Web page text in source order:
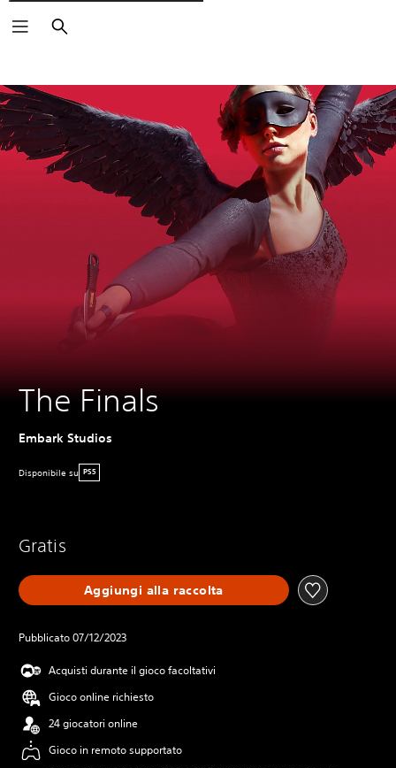
Cerca
The Finals
Embark Studios
Disponibile su PS5
Gratis
Aggiungi alla raccolta
Pubblicato 07/12/2023
Acquisti durante il gioco facoltativi
Gioco online richiesto
24 giocatori online
Gioco in remoto supportato